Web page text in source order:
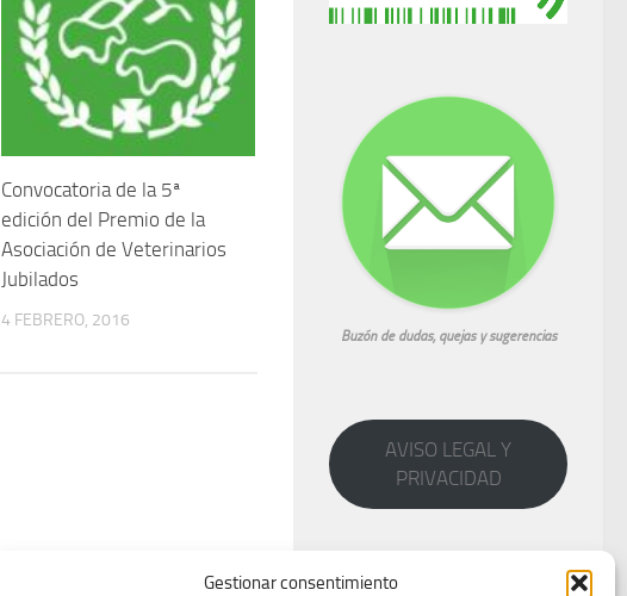
Gestionar consentimiento
Convocatoria de la 5ª
edición del Premio de la
Asociación de Veterinarios
Jubilados
4 FEBRERO, 2016
Buzón de dudas, quejas y sugerencias
AVISO LEGAL Y
PRIVACIDAD